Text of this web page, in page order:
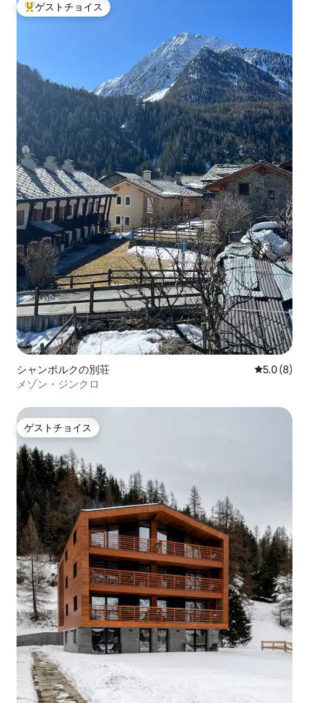
大好評のゲストチョイスです。
ゲストチョイス
シャンポルクの別荘 レビュー8
5.0 (8)
メゾン・ジンクロ
ゲストチョイス
ゲストチョイス